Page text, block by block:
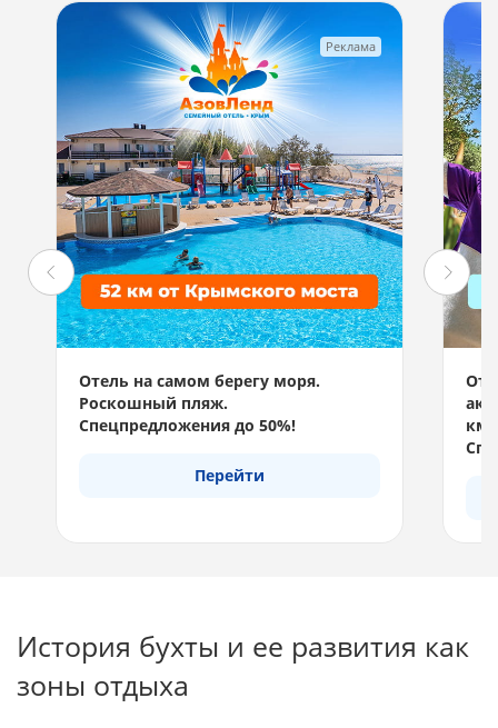
Реклама
Отель на самом берегу моря.
Роскошный пляж.
Спецпредложения до 50%!
Перейти
км
История бухты и ее развития как
зоны отдыха